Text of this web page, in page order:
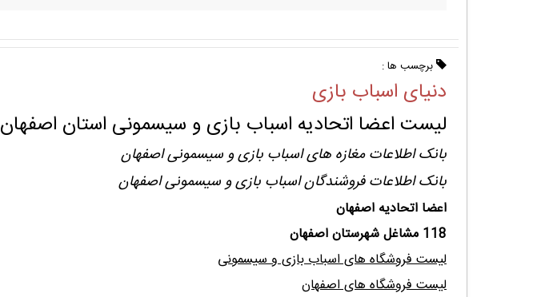
برچسب ها :
دنیای اسباب بازی
لیست اعضا اتحادیه اسباب بازی و سیسمونی استان اصفهان
بانک اطلاعات مغازه های اسباب بازی و سیسمونی اصفهان
بانک اطلاعات فروشندگان اسباب بازی و سیسمونی اصفهان
اعضا اتحادیه اصفهان
118 مشاغل شهرستان اصفهان
لیست فروشگاه های اسباب بازی و سیسمونی
لیست فروشگاه های اصفهان